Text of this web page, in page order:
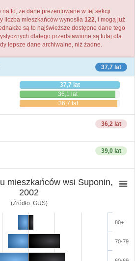
na to, że dane prezentowane w tej sekcji
liczba mieszkańców wynosiła 122, i mogą już
są to najświeższe dostępne dane tego
dlatego przedstawione są tutaj dla
lepsze dane archiwalne, niż żadne.
37,7 lat
37,7 lat
36,1 lat
36,7 lat
36,2 lat
39,0 lat
mieszkańców wsi Suponin,
2002
(Źródło: GUS)
70-79
80+